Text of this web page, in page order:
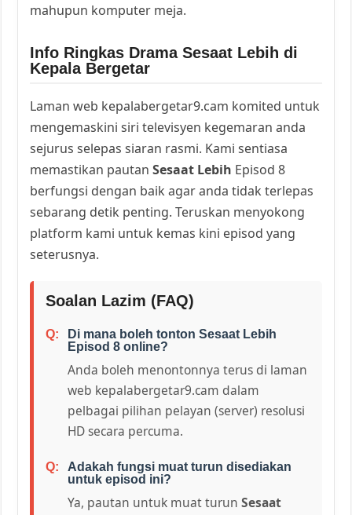
mahupun komputer meja.
Info Ringkas Drama Sesaat Lebih di
Kepala Bergetar
Laman web kepalabergetar9.cam komited untuk
mengemaskini siri televisyen kegemaran anda
sejurus selepas siaran rasmi. Kami sentiasa
memastikan pautanSesaat Lebih Episod 8
berfungsi dengan baik agar anda tidak terlepas
sebarang detik penting. Teruskan menyokong
platform kami untuk kemas kini episod yang
seterusnya.
Soalan Lazim (FAQ)
Di mana boleh tonton Sesaat Lebih
Episod 8 online?
Anda boleh menontonnya terus di laman
web kepalabergetar9.cam dalam
pelbagai pilihan pelayan (server) resolusi
HD secara percuma.
Adakah fungsi muat turun disediakan
untuk episod ini?
Ya, pautan untuk muat turunSesaat